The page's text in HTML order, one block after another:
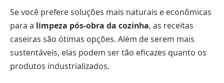
Se você prefere soluções mais naturais e econômicas
para a limpeza pós-obra da cozinha, as receitas
caseiras são ótimas opções. Além de serem mais
sustentáveis, elas podem ser tão eficazes quanto os
produtos industrializados.